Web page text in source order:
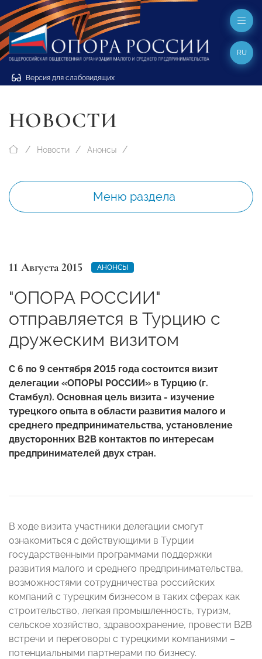
Версия для слабовидящих
RU
НОВОСТИ
Новости Анонсы
Меню раздела
11 Августа 2015 АНОНСЫ
"ОПОРА РОССИИ"
отправляется в Турцию с
дружеским визитом
С 6 по 9 сентября 2015 года состоится визит
делегации «ОПОРЫ РОССИИ» в Турцию (г.
Стамбул). Основная цель визита - изучение
турецкого опыта в области развития малого и
среднего предпринимательства, установление
двусторонних В2В контактов по интересам
предпринимателей двух стран.
В ходе визита участники делегации смогут
ознакомиться с действующими в Турции
государственными программами поддержки
развития малого и среднего предпринимательства,
возможностями сотрудничества российских
компаний с турецким бизнесом в таких сферах как
строительство, легкая промышленность, туризм,
сельское хозяйство, здравоохранение, провести В2В
встречи и переговоры с турецкими компаниями –
потенциальными партнерами по бизнесу.